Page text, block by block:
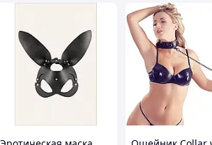
то запрос на более
относимся к каждому
сексуального
креативные,
к деталям, и мы всегда
права исследовать
путешествии и откройте